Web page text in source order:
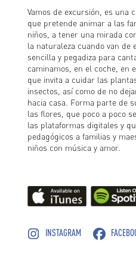
Vamos de excursión, es una
que pretende animar a las
niños, a tener una mirada
la naturaleza cuando van de
sencilla y pegadiza para
caminamos, en el coche, en
que invita a cuidar las
insectos, así como de no
hacia casa. Forma parte de
las flores, que poco a poco
las plataformas digitales y
pedagógicos a familias y
niños con música y amor.
INSTAGRAM